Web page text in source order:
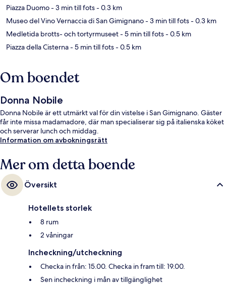
Piazza Duomo- 3 min till fots- 0.3 km
Museo del Vino Vernaccia di San Gimignano- 3 min till fots- 0.3 km
Medletida brotts- och tortyrmuseet- 5 min till fots- 0.5 km
Piazza della Cisterna- 5 min till fots- 0.5 km
Om boendet
Donna Nobile
Donna Nobile är ett utmärkt val för din vistelse i San Gimignano. Gäster
får inte missa madamadore, där man specialiserar sig på italienska köket
och serverar lunch och middag.
Information om avbokningsrätt
Mer om detta boende
Översikt
Hotellets storlek
8 rum
2 våningar
Incheckning/utcheckning
Checka in från: 15.00. Checka in fram till: 19.00.
Sen incheckning i mån av tillgänglighet